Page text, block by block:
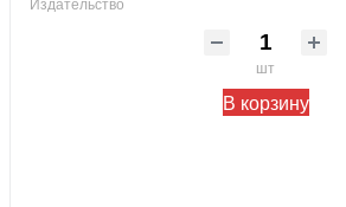
шт
В корзину